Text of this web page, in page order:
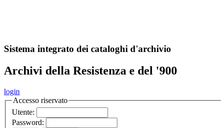
Sistema integrato dei cataloghi d'archivio
Archivi della Resistenza e del '900
login
Accesso riservato
Utente:
Password: